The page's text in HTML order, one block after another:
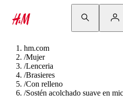
hm.com
/Mujer
/Lenceria
/Brasieres
/Con relleno
/Sostén acolchado suave en